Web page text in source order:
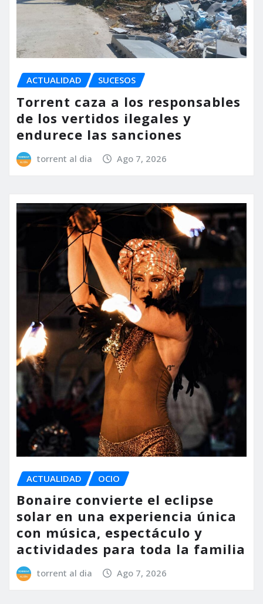
ACTUALIDAD SUCESOS
Torrent caza a los responsables
de los vertidos ilegales y
endurece las sanciones
torrent al dia Ago 7, 2026
ACTUALIDAD OCIO
Bonaire convierte el eclipse
solar en una experiencia única
con música, espectáculo y
actividades para toda la familia
torrent al dia Ago 7, 2026